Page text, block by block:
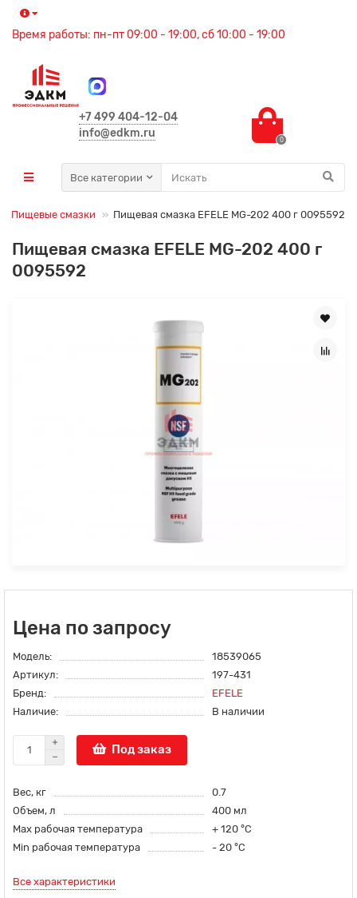
Время работы: пн-пт 09:00 - 19:00, сб 10:00 - 19:00
+7 499 404-12-04
info@edkm.ru
0
Все категории
Пищевые смазки Пищевая смазка EFELE MG-202 400 г 0095592
Пищевая смазка EFELE MG-202 400 г
0095592
Цена по запросу
Модель:
18539065
Артикул:
197-431
Бренд:
EFELE
Наличие:
В наличии
Под заказ
Вес, кг
0.7
Объем, л
400 мл
Max рабочая температура
+ 120 °С
Min рабочая температура
- 20 °С
Все характеристики